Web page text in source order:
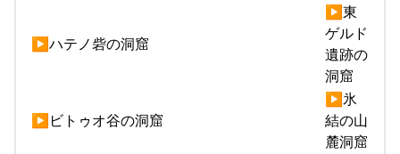
▶ハテノ砦の洞窟
▶東
ゲルド
遺跡の
洞窟
▶ビトゥオ谷の洞窟
▶氷
結の山
麓洞窟